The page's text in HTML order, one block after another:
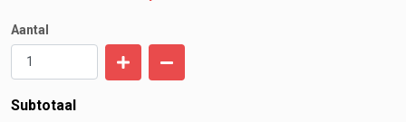
Aantal
Subtotaal